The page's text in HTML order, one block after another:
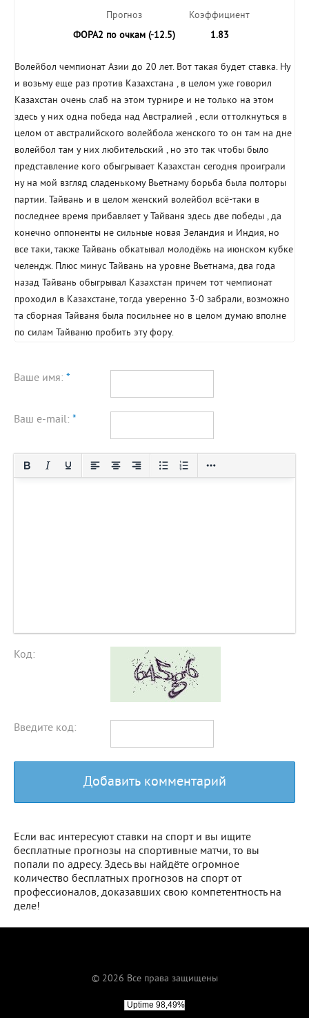
Прогноз
ФОРА2 по очкам (-12.5)
Коэффициент
1.83
Волейбол чемпионат Азии до 20 лет. Вот такая будет ставка. Ну
и возьму еще раз против Казахстана , в целом уже говорил
Казахстан очень слаб на этом турнире и не только на этом
здесь у них одна победа над Австралией , если оттолкнуться в
целом от австралийского волейбола женского то он там на дне
волейбол там у них любительский , но это так чтобы было
представление кого обыгрывает Казахстан сегодня проиграли
ну на мой взгляд сладенькому Вьетнаму борьба была полторы
партии. Тайвань и в целом женский волейбол всё-таки в
последнее время прибавляет у Тайваня здесь две победы , да
конечно оппоненты не сильные новая Зеландия и Индия, но
все таки, также Тайвань обкатывал молодёжь на июнском кубке
челендж. Плюс минус Тайвань на уровне Вьетнама, два года
назад Тайвань обыгрывал Казахстан причем тот чемпионат
проходил в Казахстане, тогда уверенно 3-0 забрали, возможно
та сборная Тайваня была посильнее но в целом думаю вполне
по силам Тайваню пробить эту фору.
Ваше имя: *
Ваш e-mail: *
Код:
Введите код:
Добавить комментарий
Если вас интересуют ставки на спорт и вы ищите
бесплатные прогнозы на спортивные матчи, то вы
попали по адресу. Здесь вы найдёте огромное
количество бесплатных прогнозов на спорт от
профессионалов, доказавших свою компетентность на
деле!
© 2026 Все права защищены